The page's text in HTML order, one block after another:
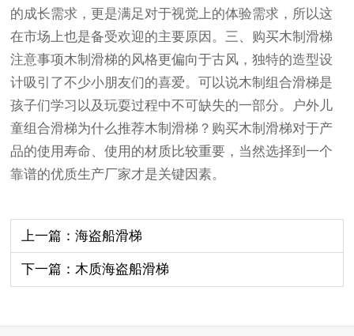
的成长需求，更是满足对于视觉上的体验需求，所以这
在市场上也是备受欢迎的主要原因。三、购买木制滑梯
注意事项木制滑梯的风格更偏向于古风，独特的造型设
计吸引了不少小朋友们的喜爱。可以说木制组合滑梯是
孩子们学习以及玩耍过程中不可缺失的一部分。户外儿
童组合滑梯为什么推荐木制滑梯？购买木制滑梯对于产
品的使用寿命、使用的材质比较重要，当然选择到一个
靠谱的优质生产厂家才是关键因素。
上一篇：海盗船滑梯
下一篇：木质海盗船滑梯